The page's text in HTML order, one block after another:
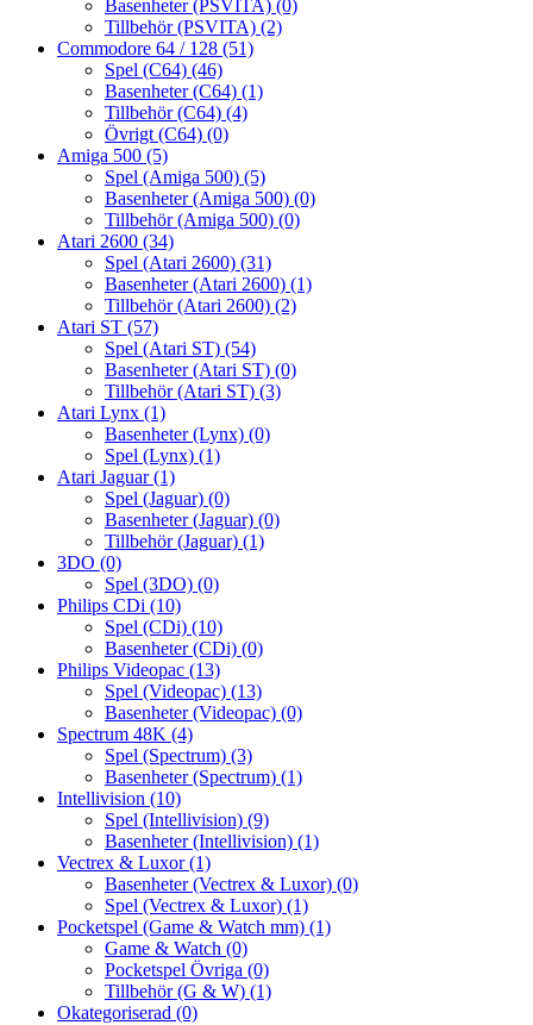
Basenheter (PSVITA) (0)
Tillbehör (PSVITA) (2)
Commodore 64 / 128 (51)
Spel (C64) (46)
Basenheter (C64) (1)
Tillbehör (C64) (4)
Övrigt (C64) (0)
Amiga 500 (5)
Spel (Amiga 500) (5)
Basenheter (Amiga 500) (0)
Tillbehör (Amiga 500) (0)
Atari 2600 (34)
Spel (Atari 2600) (31)
Basenheter (Atari 2600) (1)
Tillbehör (Atari 2600) (2)
Atari ST (57)
Spel (Atari ST) (54)
Basenheter (Atari ST) (0)
Tillbehör (Atari ST) (3)
Atari Lynx (1)
Basenheter (Lynx) (0)
Spel (Lynx) (1)
Atari Jaguar(1)
Spel (Jaguar) (0)
Basenheter (Jaguar) (0)
Tillbehör (Jaguar) (1)
3DO (0)
Spel (3DO) (0)
Philips CDi (10)
Spel (CDi) (10)
Basenheter (CDi) (0)
Philips Videopac (13)
Spel (Videopac) (13)
Basenheter (Videopac) (0)
Spectrum 48K (4)
Spel (Spectrum) (3)
Basenheter (Spectrum) (1)
Intellivision (10)
Spel (Intellivision) (9)
Basenheter (Intellivision) (1)
Vectrex & Luxor(1)
Basenheter (Vectrex & Luxor) (0)
Spel (Vectrex & Luxor) (1)
Pocketspel (Game & Watch mm) (1)
Game & Watch (0)
Pocketspel Övriga (0)
Tillbehör (G & W) (1)
Okategoriserad (0)